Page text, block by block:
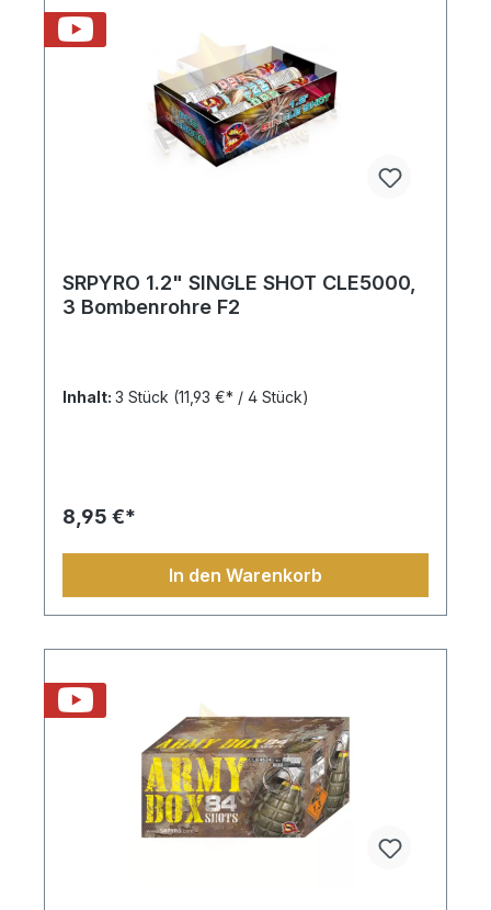
SRPYRO 1.2" SINGLE SHOT CLE5000,
3 Bombenrohre F2
Inhalt: 3 Stück (11,93 €* / 4 Stück)
8,95 €*
In den Warenkorb